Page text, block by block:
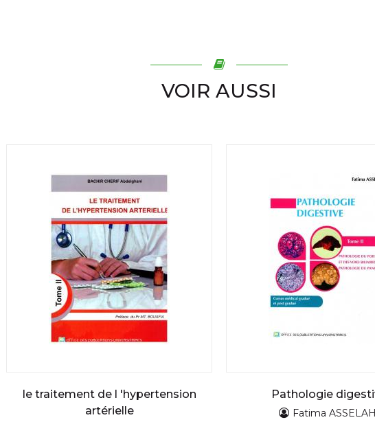
VOIR AUSSI
le traitement de l 'hypertension
artérielle
Pathologie
Fatima ASSELAH